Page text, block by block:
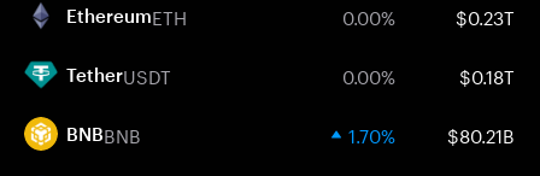
EthereumETH 0.00% $0.23T
TetherUSDT 0.00% $0.18T
BNBBNB 1.70% $80.21B